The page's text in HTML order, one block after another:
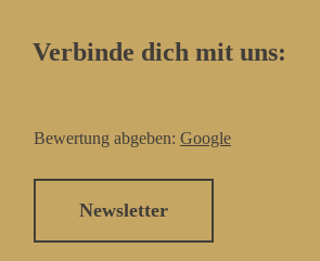
Verbinde dich mit uns:
Bewertung abgeben: Google
Newsletter